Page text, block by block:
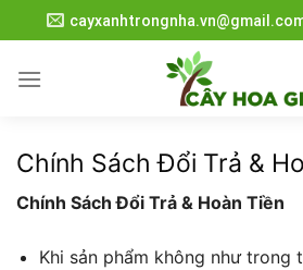
to
content
Chính Sách Đổi Trả &
Chính Sách Đổi Trả & Hoàn Tiền
Khi sản phẩm không như trong